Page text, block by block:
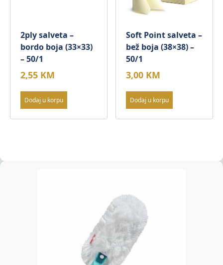
2ply salveta –
bordo boja (33×33)
– 50/1
2,55 KM
Dodaj u korpu
Soft Point salveta –
bež boja (38×38) –
50/1
3,00 KM
Dodaj u korpu